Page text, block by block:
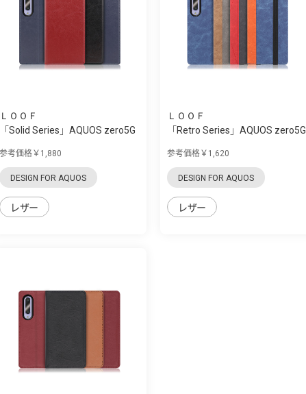
ＬＯＯＦ
「Solid Series」AQUOS zero5G
参考価格￥1,880
DESIGN FOR AQUOS
レザー
ＬＯＯＦ
「Retro Series」AQUOS zero5G
参考価格￥1,620
DESIGN FOR AQUOS
レザー